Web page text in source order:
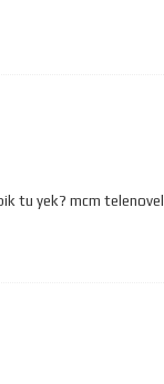
tu yek? mcm